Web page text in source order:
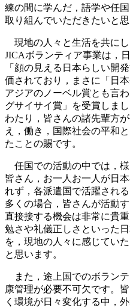
練の間に学んだ，語学や任
取り組んでいただきたいと思
現地の人々と生活を共に
JICAボランティア事業は，
「顔の見える日本らしい開
価されており，まさに「日
アジアのノーベル賞とも言
グサイサイ賞」を受賞しま
わたり，皆さんの諸先輩方
え，働き，国際社会の平和
たことの賜です。
任国での活動の中では，様
皆さん，お一人お一人が日
れず，各派遣国で活躍され
多くの場合，皆さんが活動
直接接する機会は非常に貴
勉さや礼儀正しさといった
を，現地の人々に感じてい
と思います。
また，途上国でのボラン
康管理が必要不可欠です。
く環境が日々変化する中，